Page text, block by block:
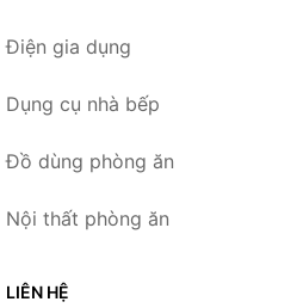
Điện gia dụng
Dụng cụ nhà bếp
Đồ dùng phòng ăn
Nội thất phòng ăn
LIÊN HỆ